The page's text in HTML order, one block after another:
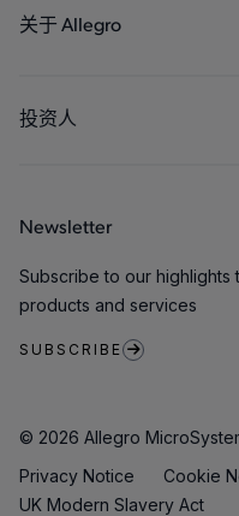
封装
关于 Allegro
人才招聘
联系我们
投资人
Newsletter
Subscribe to our highlights
products and services
SUBSCRIBE
© 2026 Allegro
Privacy Notice
Cookie
UK Modern Slavery Act